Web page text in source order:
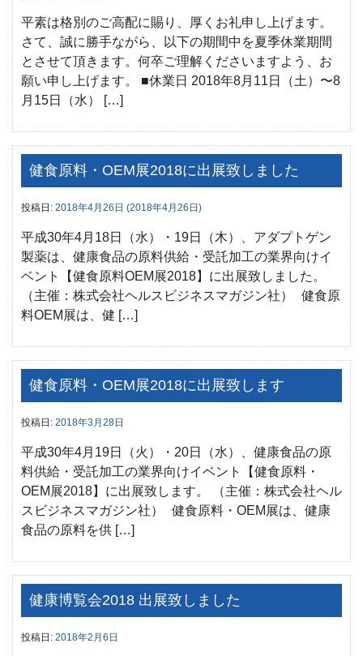
平素は格別のご高配に賜り、厚くお礼申し上げます。
さて、誠に勝手ながら、以下の期間中を夏季休業期間
とさせて頂きます。何卒ご理解くださいますよう、お
願い申し上げます。 ■休業日 2018年8月11日（土）〜8
月15日（水） […]
健食原料・OEM展2018に出展致しました
投稿日: 2018年4月26日 (2018年4月26日)
平成30年4月18日（水）・19日（木）、アダプトゲン
製薬は、健康食品の原料供給・受託加工の業界向けイ
ベント【健食原料OEM展2018】に出展致しました。
（主催：株式会社ヘルスビジネスマガジン社） 健食原
料OEM展は、健 […]
健食原料・OEM展2018に出展致します
投稿日: 2018年3月28日
平成30年4月19日（火）・20日（水）、健康食品の原
料供給・受託加工の業界向けイベント【健食原料・
OEM展2018】に出展致します。 （主催：株式会社ヘル
スビジネスマガジン社） 健食原料・OEM展は、健康
食品の原料を供 […]
健康博覧会2018 出展致しました
投稿日: 2018年2月6日